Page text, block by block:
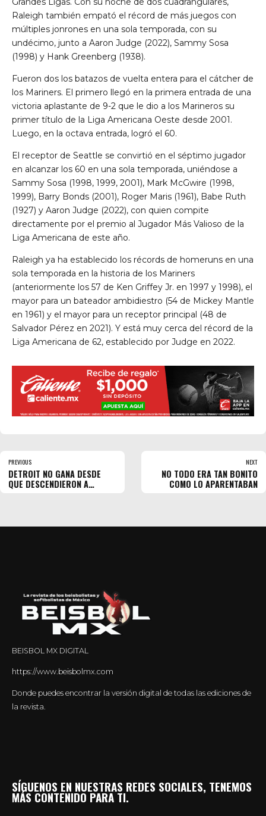
Raleigh también empató el récord de más juegos con
múltiples jonrones en una sola temporada, con su
undécimo, junto a Aaron Judge (2022), Sammy Sosa
(1998) y Hank Greenberg (1938).
Fueron dos los batazos de vuelta entera para el cátcher de
los Mariners. El primero llegó en la primera entrada de una
victoria aplastante de 9-2 que le dio a los Marineros su
primer título de la Liga Americana Oeste desde 2001.
Luego, en la octava entrada, logró el 60.
El receptor de Seattle se convirtió en el séptimo jugador
en alcanzar los 60 en una sola temporada, uniéndose a
Sammy Sosa (1998, 1999, 2001), Mark McGwire (1998,
1999), Barry Bonds (2001), Roger Maris (1961), Babe Ruth
(1927) y Aaron Judge (2022), con quien compite
directamente por el premio al Jugador Más Valioso de la
Liga Americana de este año.
Raleigh ya ha establecido los récords de homeruns en una
sola temporada en la historia de los Mariners
(anteriormente los 57 de Ken Griffey Jr. en 1997 y 1998), el
mayor para un bateador ambidiestro (54 de Mickey Mantle
en 1961) y el mayor para un receptor principal (48 de
Salvador Pérez en 2021). Y está muy cerca del récord de la
Liga Americana de 62, establecido por Judge en 2022.
PREVIOUS
DETROIT NO GANA DESDE
QUE DESCENDIERON A
NEXT
NO TODO ERA TAN BONITO
COMO LO APARENTABAN
BEISBOL MX DIGITAL
https://www.beisbolmx.com
Donde puedes encontrar la versión digital de todas las ediciones de
la revista.
SÍGUENOS EN NUESTRAS REDES SOCIALES, TENEMOS
MÁS CONTENIDO PARA TI.